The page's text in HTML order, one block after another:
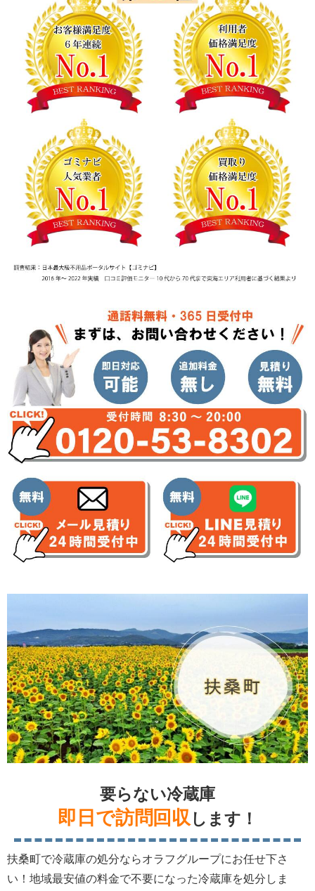
要らない冷蔵庫
即日で訪問回収 します！
扶桑町で冷蔵庫の処分ならオラフグループにお任せ下さ
い！地域最安値の料金で不要になった冷蔵庫を処分しま